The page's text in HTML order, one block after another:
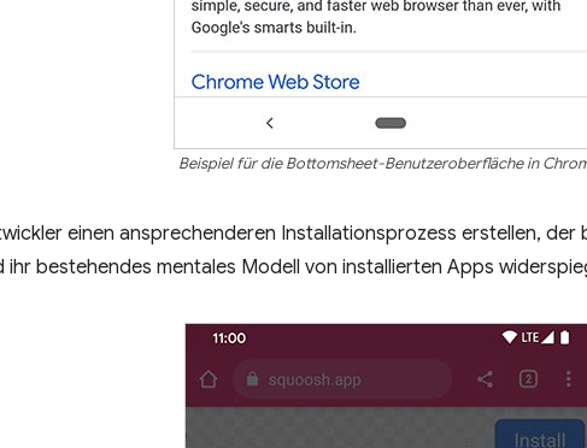
Beispiel für die Bottomsheet-Benutzeroberfläche in
einen ansprechenderen Installationsprozess erstellen,
bestehendes mentales Modell von installierten Apps